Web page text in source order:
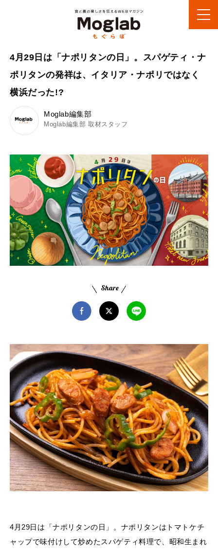
4月29日は「ナポリタンの日」。スパゲティ・ナ
ポリタンの発祥は、イタリア・ナポリではなく
横浜だった!?
Moglab編集部
Moglab編集部 取材スタッフ
4月29日は「ナポリタンの日」。ナポリタンはトマトケチ
ャップで味付けして炒めたスパゲティ料理で、昭和生まれ